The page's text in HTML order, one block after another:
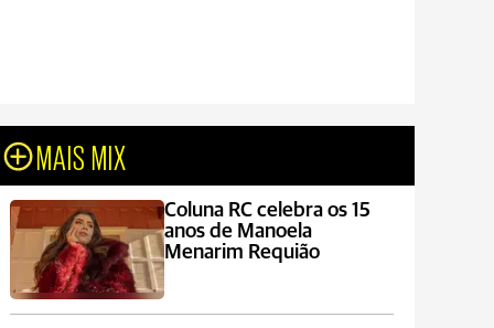
MAIS MIX
Coluna RC celebra os 15
anos de Manoela
Menarim Requião